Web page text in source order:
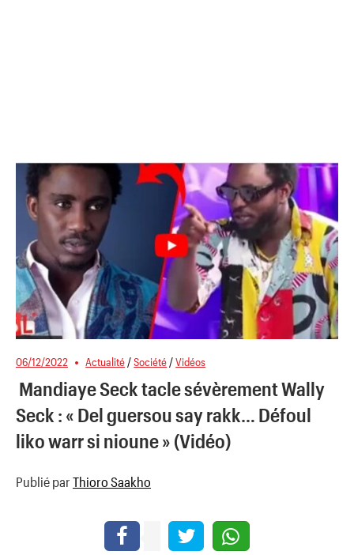
06/12/2022 Actualité /Société /Vidéos
Mandiaye Seck tacle sévèrement Wally
Seck : « Del guersou say rakk… Défoul
liko warr si nioune » (Vidéo)
Publié par Thioro Saakho